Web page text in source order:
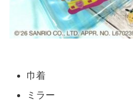
巾着
ミラー